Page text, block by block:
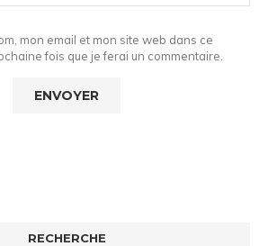
mon email et mon site web dans ce
fois que je ferai un commentaire.
RECHERCHE